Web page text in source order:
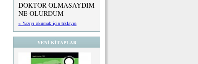
DOKTOR OLMASAYDIM
NE OLURDUM
» Yazıyı okumak için tıklayın
YENİ KİTAPLAR